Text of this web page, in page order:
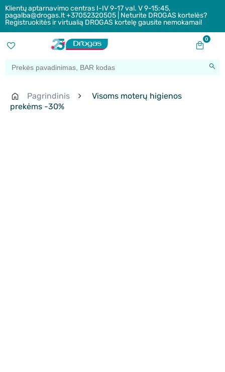
Klientų aptarnavimo centras I-IV 9-17 val. V 9-15:45,
pagalba@drogas.lt +37052320505 | Neturite DROGAS kortelės?
Registruokitės ir virtualią DROGAS kortelę gausite nemokamai!
0
Pagrindinis
Visoms moterų higienos
prekėms -30%